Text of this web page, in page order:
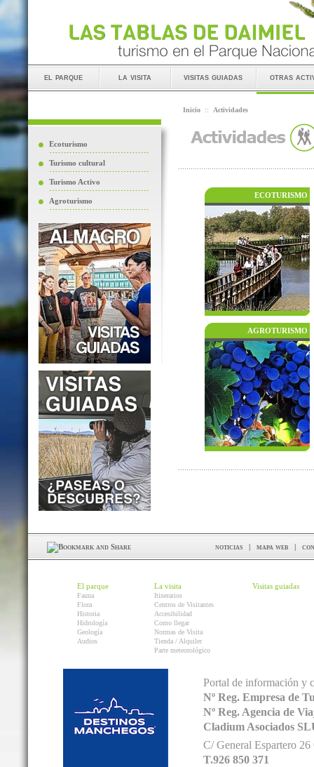
el parque la visita visitas guiadas otras
Ecoturismo
Turismo cultural
Turismo Activo
Agroturismo
Inicio :: Actividades
ECOTURISMO
AGROTURISMO
noticias | mapa web |
El parque
Fauna
Flora
Historia
Hidrología
Geología
Audios
La visita
Itinerarios
Centros de Visitantes
Accesibilidad
Como llegar
Normas de Visita
Tienda / Alquiler
Parte meteorológico
Visitas guiadas
Portal de información y
Nº Reg. Empresa de
Nº Reg. Agencia de
Cladium Asociados
C/ General Espartero
T.926 850 371